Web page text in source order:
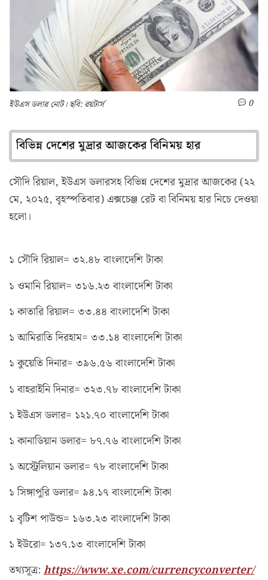
ইউএস ডলার নোট। ছবি: রয়টার্স 0
বিভিন্ন দেশের মুদ্রার আজকের বিনিময় হার
সৌদি রিয়াল, ইউএস ডলারসহ বিভিন্ন দেশের মুদ্রার আজকের (২২
মে, ২০২৫, বৃহস্পতিবার) এক্সচেঞ্জ রেট বা বিনিময় হার নিচে দেওয়া
হলো।
১ সৌদি রিয়াল= ৩২.৪৮ বাংলাদেশি টাকা
১ ওমানি রিয়াল= ৩১৬.২৩ বাংলাদেশি টাকা
১ কাতারি রিয়াল= ৩৩.৪৪ বাংলাদেশি টাকা
১ আমিরাতি দিরহাম= ৩৩.১৪ বাংলাদেশি টাকা
১ কুয়েতি দিনার= ৩৯৬.৫৬ বাংলাদেশি টাকা
১ বাহরাইনি দিনার= ৩২৩.৭৮ বাংলাদেশি টাকা
১ ইউএস ডলার= ১২১.৭০ বাংলাদেশি টাকা
১ কানাডিয়ান ডলার= ৮৭.৭৬ বাংলাদেশি টাকা
১ অস্ট্রেলিয়ান ডলার= ৭৮ বাংলাদেশি টাকা
১ সিঙ্গাপুরি ডলার= ৯৪.১৭ বাংলাদেশি টাকা
১ বৃটিশ পাউন্ড= ১৬৩.২৩ বাংলাদেশি টাকা
১ ইউরো= ১৩৭.১৩ বাংলাদেশি টাকা
তথ্যসূত্র: https://www.xe.com/currencyconverter/